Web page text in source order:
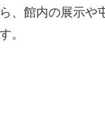
、館内の展示や
。